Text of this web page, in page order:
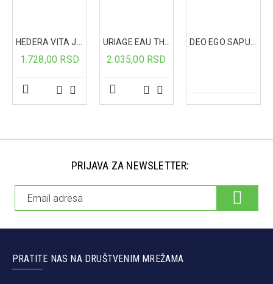
-Osobama sa kožom koja se ljuspa, kao kod psorijaze,
umesto ulja za kupanje preporučujemo Xemose sindet za
Način primene:
nanosi na kožu tela/lica i obavi se pranje vrata, pregiba,
Nakon ispiranja vodom koža ne ostaje masna, ali je
sačuvao nemasni zaštitni sloj na koži.
1.728,00 RSD 2.035,00 RSD
PRIJAVA ZA NEWSLETTER:
PRATITE NAS NA DRUŠTVENIM MREŽAMA